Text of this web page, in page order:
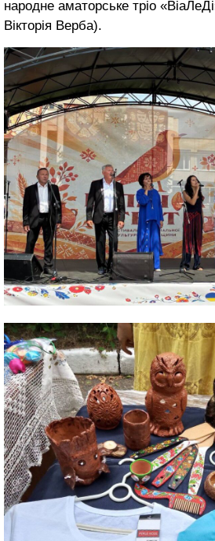
народне аматорське тріо
Вікторія Верба).